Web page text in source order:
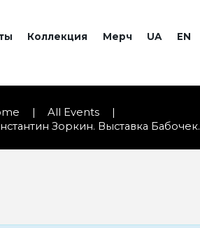
Коллекция Мерч UA EN
All Events
Зоркин. Выставка Бабочек.